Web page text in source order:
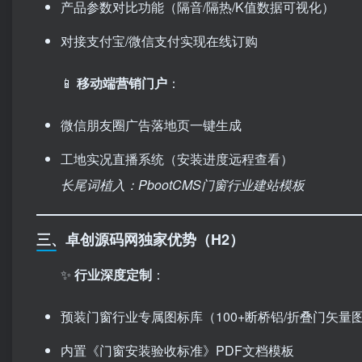
产品参数对比功能（隔音/隔热/K值数据可视化）
对接支付宝/微信支付实现在线订购
📱 ​ 移动端营销门户 ：
微信朋友圈广告落地页一键生成
工地实况直播系统（安装进度远程查看）
长尾词植入：PbootCMS门窗行业建站模板
三、卓创源码网独家优势（H2）
✨ ​ 行业深度定制 ：
预装门窗行业专属图标库（100+断桥铝/折叠门矢量
内置《门窗安装验收标准》PDF文档模板